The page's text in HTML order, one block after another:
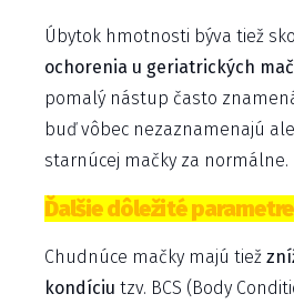
Úbytok hmotnosti býva tiež
ochorenia u geriatrických
pomalý nástup často
buď vôbec nezaznamenajú
starnúcej mačky za normálne.
Ďalšie dôležité parametre
Chudnúce mačky majú tiež
kondíciu tzv. BCS (Body